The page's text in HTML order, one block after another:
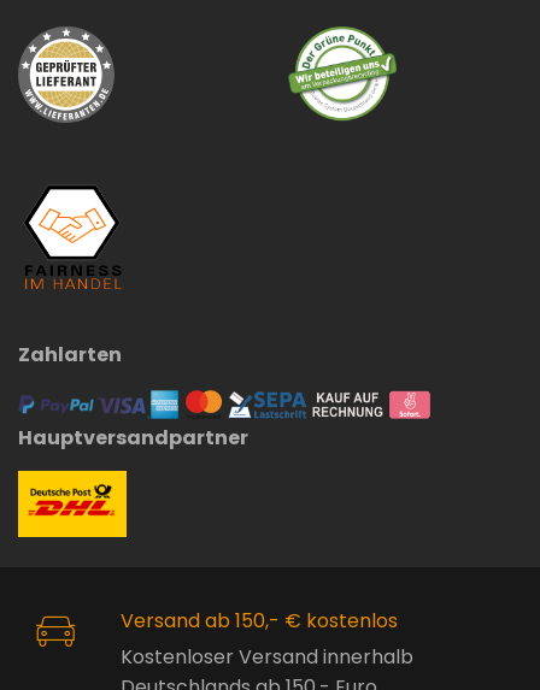
Zahlarten
Hauptversandpartner
Versand ab 150,- € kostenlos
Kostenloser Versand innerhalb